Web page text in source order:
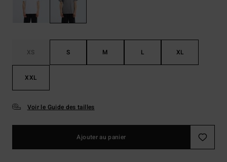
XS S M L XL
XXL
Voir le Guide des tailles
Ajouter au panier